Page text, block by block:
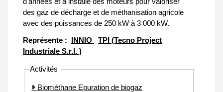
des gaz de décharge et de méthanisation agricole
avec des puissances de 250 kW à 3 000 kW.
Représente : INNIO
TPI (Tecno Project
Industriale S.r.l. )
Activités
Biométhane Epuration de biogaz